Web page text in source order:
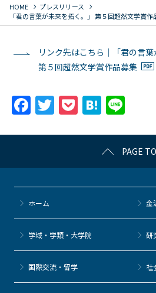
HOME chevron_right プレスリリース chevron_right
「君の言葉が未来を拓く。」 第５回超然文学賞作
リンク先はこちら｜「君の言葉
第５回超然文学賞作品募集
F
c
e
b
o
o
k
T
itt
er
P
c
k
et
H
e
n
a
e
PAGE
ホーム 金
学域・学類・大学院 研
国際交流・留学 社